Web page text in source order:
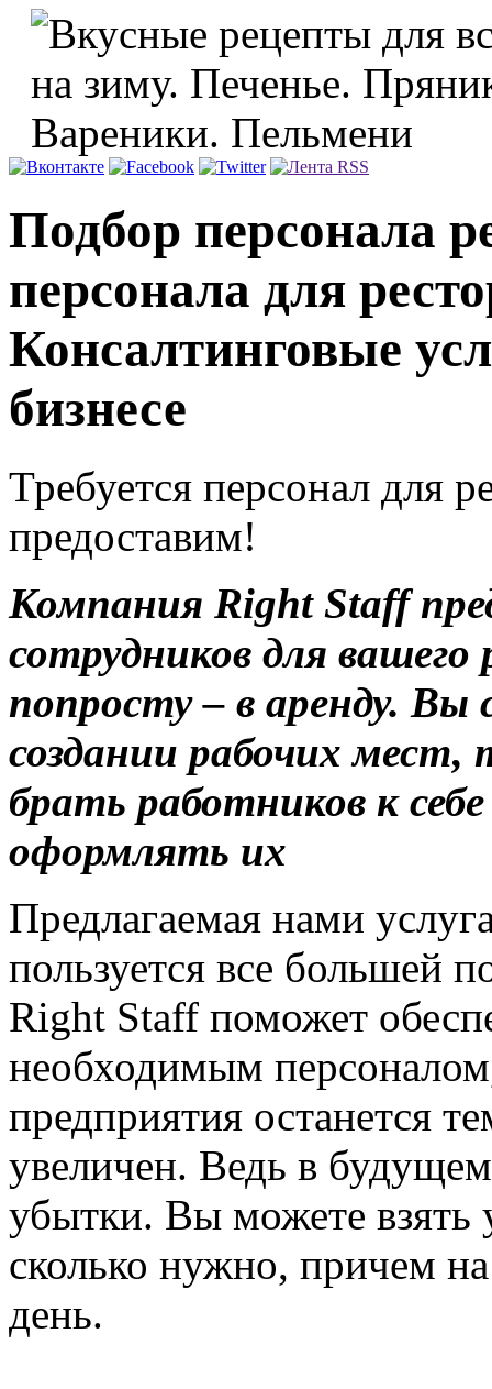
Подбор персонала
персонала для
Консалтинговые
бизнесе
Требуется персонал для
предоставим!
Компания Right Staff
сотрудников для вашего
попросту – в аренду.
создании рабочих мест,
брать работников к
оформлять их
Предлагаемая нами
пользуется все большей
Right Staff поможет
необходимым
предприятия останется
увеличен. Ведь в
убытки. Вы можете взять
сколько нужно, причем
день.